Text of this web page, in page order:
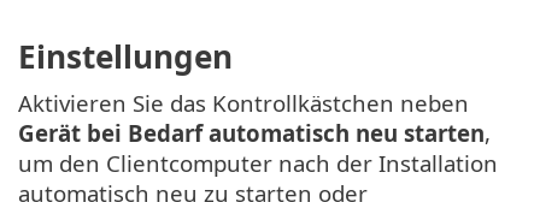
Einstellungen
Aktivieren Sie das Kontrollkästchen neben
Gerät bei Bedarf automatisch neu starten,
um den Clientcomputer nach der Installation
automatisch neu zu starten oder